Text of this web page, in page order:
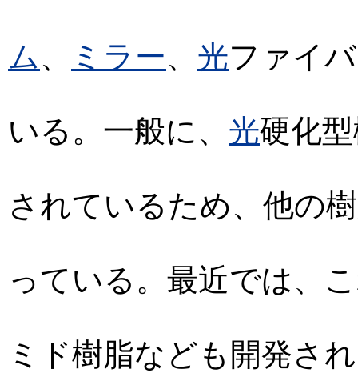
ム、 ミラー、 光ファイ
いる。一般に、 光硬化
されているため、他の
っている。最近では、
ミド樹脂なども開発さ